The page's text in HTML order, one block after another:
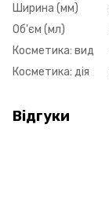
Ширина (мм)
Об'єм (мл)
Косметика: вид
Косметика: дія
Відгуки